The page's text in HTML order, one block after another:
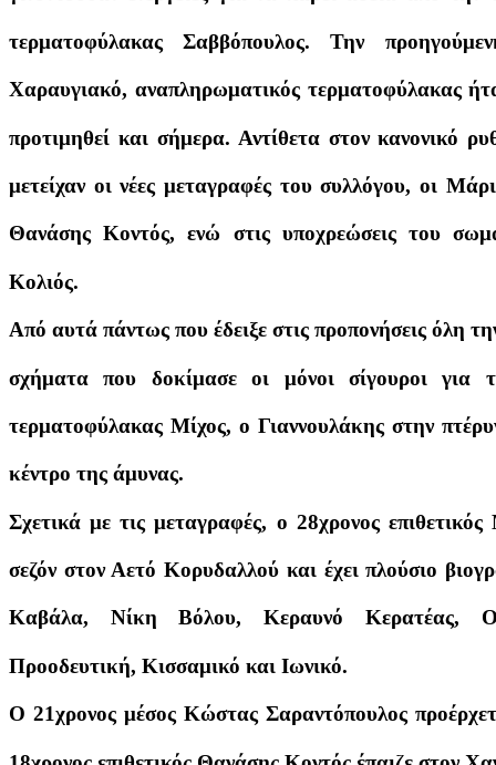
τερματοφύλακας Σαββόπουλος. Την
Χαραυγιακό, αναπληρωματικός τερματοφύλακας
προτιμηθεί και σήμερα. Αντίθετα στον κανονικό
μετείχαν οι νέες μεταγραφές του συλλόγου, οι
Θανάσης Κοντός, ενώ στις υποχρεώσεις του
Κολιός.
Από αυτά πάντως που έδειξε στις προπονήσεις όλη
σχήματα που δοκίμασε οι μόνοι σίγουροι για
τερματοφύλακας Μίχος, ο Γιαννουλάκης στην
κέντρο της άμυνας.
Σχετικά με τις μεταγραφές, ο 28χρονος
σεζόν στον Αετό Κορυδαλλού και έχει πλούσιο
Καβάλα, Νίκη Βόλου, Κεραυνό Κερατέας,
Προοδευτική, Κισσαμικό και Ιωνικό.
Ο 21χρονος μέσος Κώστας Σαραντόπουλος